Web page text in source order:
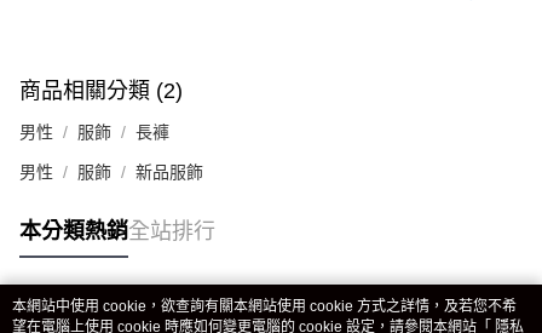
商品相關分類 (2)
男性 服飾 長褲
男性 服飾 新品服飾
本分類熱銷全站排行
熱門標籤
本網站中使用 cookie，欲查詢有關本網站使用 cookie 方式之詳情，及若您不希
望在電腦上使用 cookie 時應如何變更電腦的 cookie 設定，請參閱本網站「 隱私